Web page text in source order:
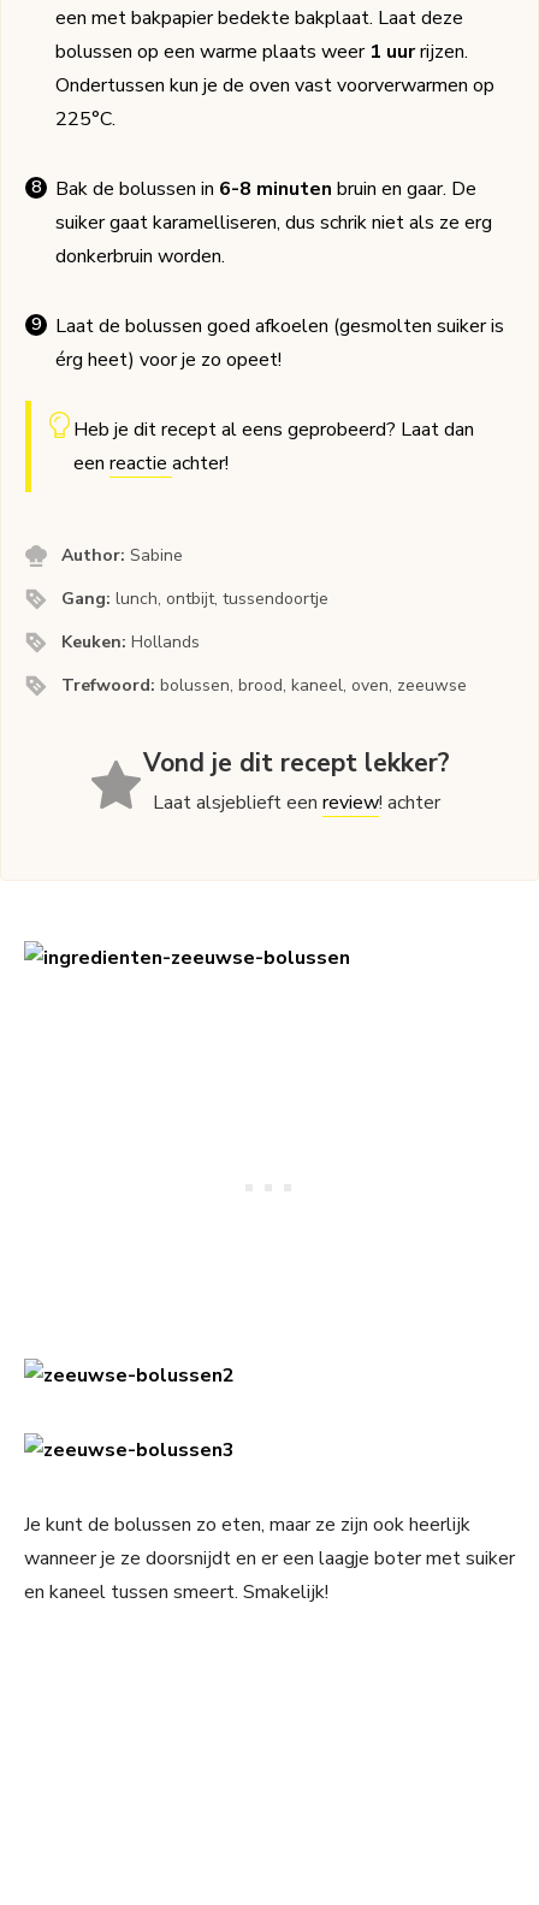
een met bakpapier bedekte bakplaat. Laat deze
bolussen op een warme plaats weer 1 uurrijzen.
Ondertussen kun je de oven vast voorverwarmen op
225°C.
Bak de bolussen in 6-8 minuten bruin en gaar. De
suiker gaat karamelliseren, dus schrik niet als ze erg
donkerbruin worden.
Laat de bolussen goed afkoelen (gesmolten suiker is
érg heet) voor je zo opeet!
Heb je dit recept al eens geprobeerd? Laat dan
een reactie achter!
Author:Sabine
Gang:lunch, ontbijt, tussendoortje
Keuken:Hollands
Trefwoord:bolussen, brood, kaneel, oven, zeeuwse
Vond je dit recept lekker?
Laat alsjeblieft eenreview! achter
Je kunt de bolussen zo eten, maar ze zijn ook heerlijk
wanneer je ze doorsnijdt en er een laagje boter met suiker
en kaneel tussen smeert. Smakelijk!